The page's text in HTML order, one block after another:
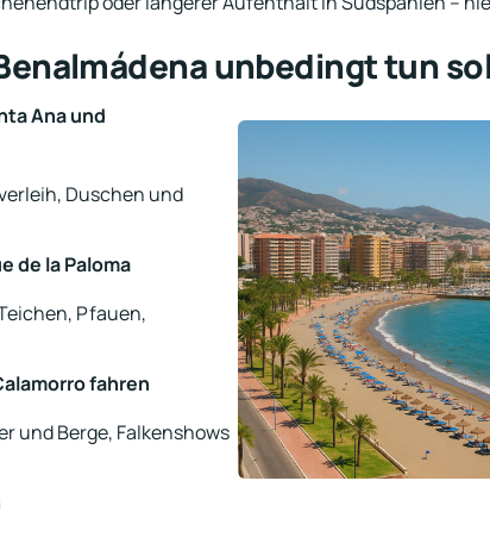
unbedingt tun
Ana und
Duschen und
de la Paloma
Pfauen,
fahren
und Berge, Falkenshows